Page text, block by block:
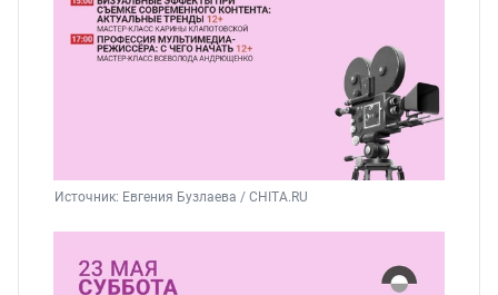
Источник: Евгения Бузлаева / CHITA.RU